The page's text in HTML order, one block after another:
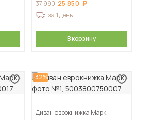
37 990 25 850
за 1 день
В корзину
-32%
Диван еврокнижка Марк